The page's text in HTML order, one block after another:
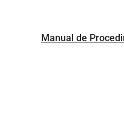
Manual de